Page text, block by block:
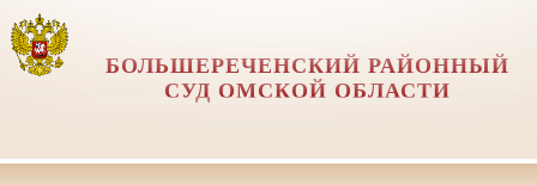
БОЛЬШЕРЕЧЕНСКИЙ РАЙОННЫЙ
СУД ОМСКОЙ ОБЛАСТИ